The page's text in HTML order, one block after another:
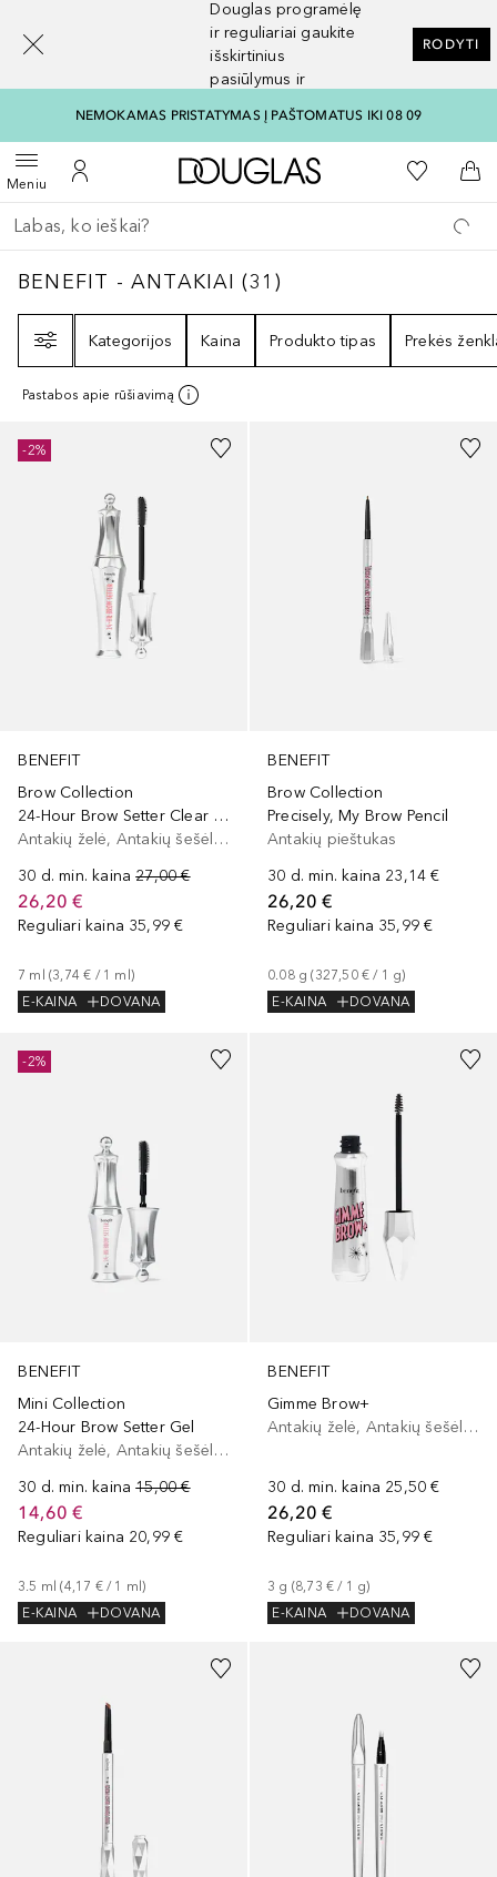
Douglas programėlę
ir reguliariai gaukite
išskirtinius
pasiūlymus ir
RODYTI
NEMOKAMAS PRISTATYMAS Į PAŠTOMATUS IKI 08 09
MeniuAtidaryti meniuĮ mano paskyrą
Į Douglas pagrindinį
Į mano
Į
Grįžk atgal
Vykdykite paiešką
BENEFIT - ANTAKIAI 31
BENEFIT - ANTAKIAI (31 )
Kategorijos
Kaina Produkto tipas Prekės
Pastabos apie rūšiavimą
BENEFIT
Brow Collection
24-Hour Brow Setter Clear Brow Gel
Antakių želė, Antakių šešėliai/dažai
30 d. min. kaina 27,00 €
26,20 €
Reguliari kaina 35,99 €
7 ml (3,74 € / 1 ml )
E-KAINA
DOVANA
-2%
BENEFIT
Brow Collection
Precisely, My Brow Pencil
Antakių pieštukas
30 d. min. kaina 23,14 €
26,20 €
Reguliari kaina 35,99 €
0.08 g (327,50 € / 1 g)
E-KAINA
DOVANA
BENEFIT
Mini Collection
24-Hour Brow Setter Gel
Antakių želė, Antakių šešėliai/dažai
30 d. min. kaina 15,00 €
14,60 €
Reguliari kaina 20,99 €
3.5 ml (4,17 € / 1 ml)
E-KAINA
DOVANA
-2%
BENEFIT
Gimme Brow+
Antakių želė, Antakių šešėliai/dažai
30 d. min. kaina 25,50 €
26,20 €
Reguliari kaina 35,99 €
3 g (8,73 € / 1 g)
E-KAINA
DOVANA
+ 7
+8 +5
[navigation.slideout.screenreader]